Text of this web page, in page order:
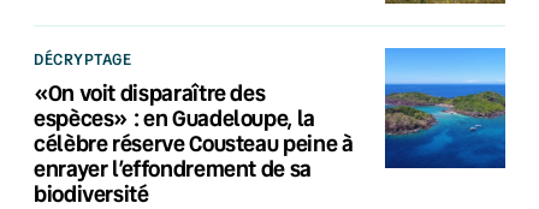
DÉCRYPTAGE
«On voit disparaître des
espèces» : en Guadeloupe, la
célèbre réserve Cousteau peine à
enrayer l’effondrement de sa
biodiversité